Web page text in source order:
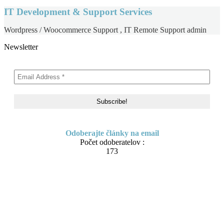
IT Development & Support Services
Wordpress / Woocommerce Support , IT Remote Support admin
Newsletter
Odoberajte články na email
Počet odoberatelov :
173